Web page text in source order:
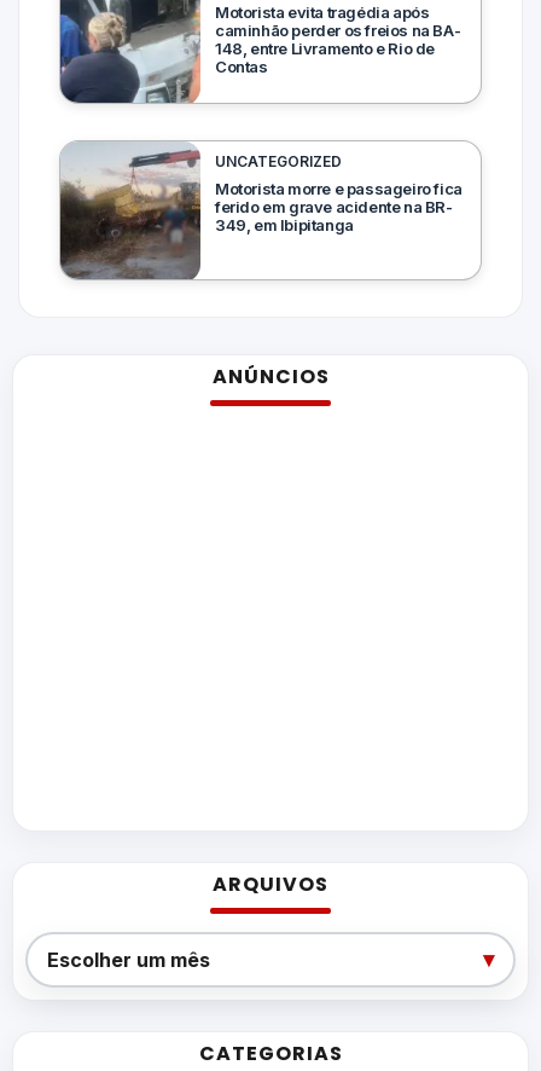
Motorista evita tragédia após
caminhão perder os freios na BA-
148, entre Livramento e Rio de
Contas
UNCATEGORIZED
Motorista morre e passageiro fica
ferido em grave acidente na BR-
349, em Ibipitanga
ANÚNCIOS
ARQUIVOS
Arquivos
Escolher um mês ▾
CATEGORIAS